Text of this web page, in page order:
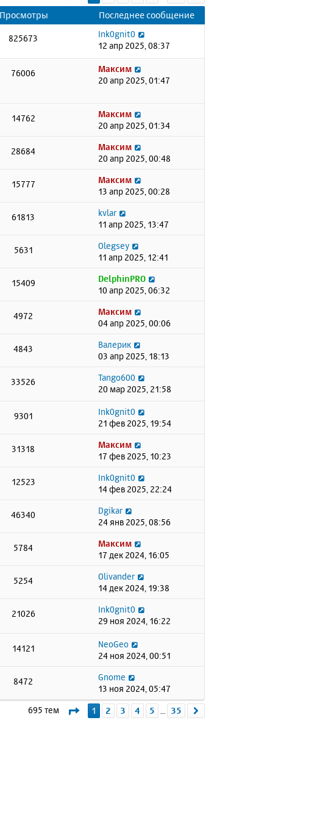
Просмотры Последнее сообщение
825673
Ink0gnit0
12 апр 2025, 08:37
76006
Максим
20 апр 2025, 01:47
14762
Максим
20 апр 2025, 01:34
28684
Максим
20 апр 2025, 00:48
15777
Максим
13 апр 2025, 00:28
61813
kvlar
11 апр 2025, 13:47
5631
Olegsey
11 апр 2025, 12:41
15409
DelphinPRO
10 апр 2025, 06:32
4972
Максим
04 апр 2025, 00:06
4843
Валерик
03 апр 2025, 18:13
33526
Tango600
20 мар 2025, 21:58
9301
Ink0gnit0
21 фев 2025, 19:54
31318
Максим
17 фев 2025, 10:23
12523
Ink0gnit0
14 фев 2025, 22:24
46340
Dgikar
24 янв 2025, 08:56
5784
Максим
17 дек 2024, 16:05
5254
Olivander
14 дек 2024, 19:38
21026
Ink0gnit0
29 ноя 2024, 16:22
14121
NeoGeo
24 ноя 2024, 00:51
8472
Gnome
13 ноя 2024, 05:47
695 тем Страница1 из 35
1 2 3 4 5 … 35